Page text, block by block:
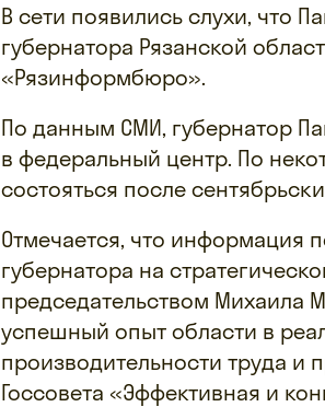
В сети появились слухи, что
губернатора Рязанской
«Рязинформбюро».
По данным СМИ, губернатор
в федеральный центр. По
состояться после
Отмечается, что информация
губернатора на
председательством Михаила
успешный опыт области в
производительности труда и
Госсовета «Эффективная и